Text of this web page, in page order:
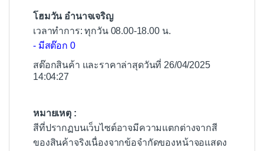
โฮมวัน อำนาจเจริญ
เวลาทำการ: ทุกวัน 08.00-18.00 น.
- มีสต๊อก 0
สต๊อกสินค้า และราคาล่าสุดวันที่ 26/04/2025
14:04:27
หมายเหตุ :
สีที่ปรากฏบนเว็บไซต์อาจมีความแตกต่างจากสี
ของสินค้าจริงเนื่องจากข้อจำกัดของหน้าจอแสดง